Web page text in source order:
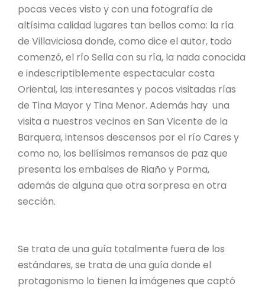
pocas veces visto y con una fotografía de
altísima calidad lugares tan bellos como: la ría
de Villaviciosa donde, como dice el autor, todo
comenzó, el río Sella con su ría, la nada conocida
e indescriptiblemente espectacular costa
Oriental, las interesantes y pocos visitadas rías
de Tina Mayor y Tina Menor. Además hay una
visita a nuestros vecinos en San Vicente de la
Barquera, intensos descensos por el río Cares y
como no, los bellísimos remansos de paz que
presenta los embalses de Riaño y Porma,
además de alguna que otra sorpresa en otra
sección.
Se trata de una guía totalmente fuera de los
estándares, se trata de una guía donde el
protagonismo lo tienen la imágenes que captó